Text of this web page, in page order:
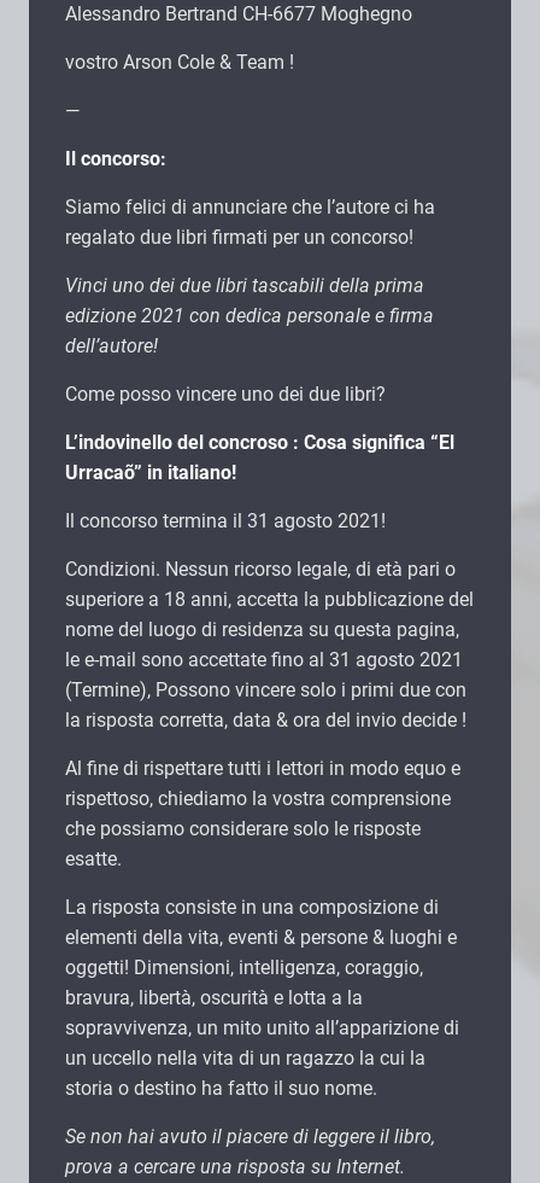
Alessandro Bertrand CH-6677 Moghegno
vostro Arson Cole & Team !
—
Il concorso:
Siamo felici di annunciare che l’autore ci ha
regalato due libri firmati per un concorso!
Vinci uno dei due libri tascabili della prima
edizione 2021 con dedica personale e firma
dell’autore!
Come posso vincere uno dei due libri?
L’indovinello del concroso : Cosa significa “El
Urracaõ” in italiano!
Il concorso termina il 31 agosto 2021!
Condizioni. Nessun ricorso legale, di età pari o
superiore a 18 anni, accetta la pubblicazione del
nome del luogo di residenza su questa pagina,
le e-mail sono accettate fino al 31 agosto 2021
(Termine), Possono vincere solo i primi due con
la risposta corretta, data & ora del invio decide !
Al fine di rispettare tutti i lettori in modo equo e
rispettoso, chiediamo la vostra comprensione
che possiamo considerare solo le risposte
esatte.
La risposta consiste in una composizione di
elementi della vita, eventi & persone & luoghi e
oggetti! Dimensioni, intelligenza, coraggio,
bravura, libertà, oscurità e lotta a la
sopravvivenza, un mito unito all’apparizione di
un uccello nella vita di un ragazzo la cui la
storia o destino ha fatto il suo nome.
Se non hai avuto il piacere di leggere il libro,
prova a cercare una risposta su Internet.